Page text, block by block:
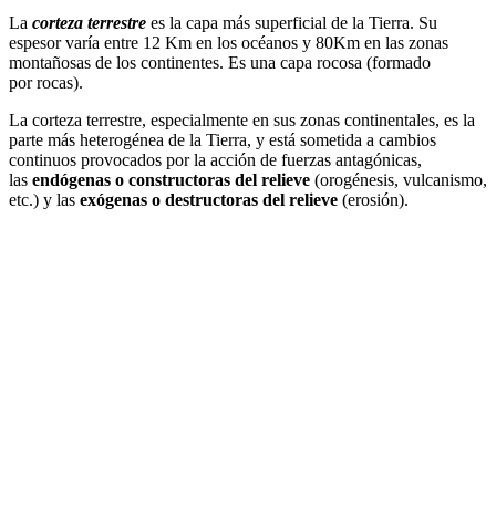
La corteza terrestre es la capa más superficial de la Tierra. Su
espesor varía entre 12 Km en los océanos y 80Km en las zonas
montañosas de los continentes. Es una capa rocosa (formado
por rocas).
La corteza terrestre, especialmente en sus zonas continentales, es la
parte más heterogénea de la Tierra, y está sometida a cambios
continuos provocados por la acción de fuerzas antagónicas,
las endógenas o constructoras del relieve (orogénesis, vulcanismo,
etc.) y las exógenas o destructoras del relieve (erosión).